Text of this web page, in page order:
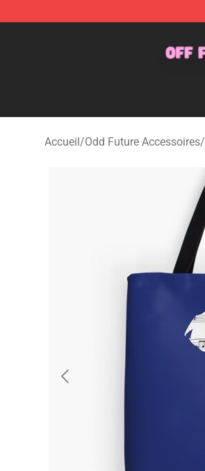
Accueil/Odd Future Accessoires/